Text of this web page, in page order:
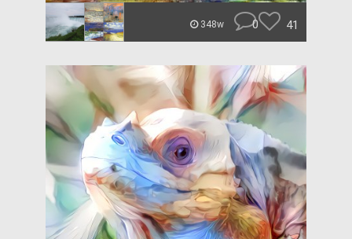
348w 0 41